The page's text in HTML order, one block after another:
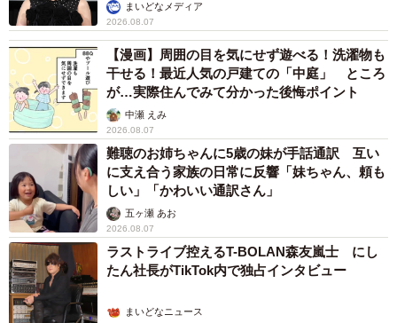
まいどなメディア
2026.08.07
【漫画】周囲の目を気にせず遊べる！洗濯物も
干せる！最近人気の戸建ての「中庭」 ところ
が…実際住んでみて分かった後悔ポイント
中瀬 えみ
2026.08.07
難聴のお姉ちゃんに5歳の妹が手話通訳 互い
に支え合う家族の日常に反響「妹ちゃん、頼も
しい」「かわいい通訳さん」
五ヶ瀬 あお
2026.08.07
ラストライブ控えるT-BOLAN森友嵐士 にし
たん社長がTikTok内で独占インタビュー
まいどなニュース